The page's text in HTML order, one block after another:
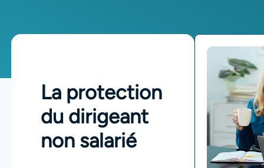
La protection
du dirigeant
non salarié